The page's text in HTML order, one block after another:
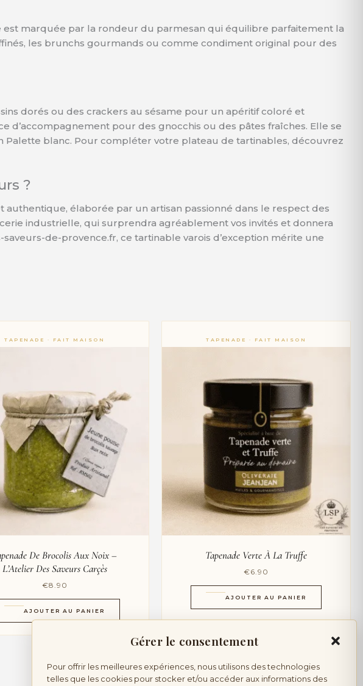
Gérer le consentement
Pour offrir les meilleures expériences, nous utilisons des technologies
telles que les cookies pour stocker et/ou accéder aux informations des
marquée par la rondeur du parmesan qui équilibre parfaitement la
les brunchs gourmands ou comme condiment original pour des
dorés ou des crackers au sésame pour un apéritif coloré et
pour des gnocchis ou des pâtes fraîches. Elle se
Palette blanc. Pour compléter votre plateau de tartinables, découvrez
?
authentique, élaborée par un artisan passionné dans le respect des
industrielle, qui surprendra agréablement vos invités et donnera
de-provence.fr, ce tartinable varois d’exception mérite une
De Brocolis Aux Noix –
L’Atelier Des Saveurs Carçès
€8.90
AJOUTER AU PANIER
Tapenade Verte À La Truffe
€6.90
AJOUTER AU PANIER